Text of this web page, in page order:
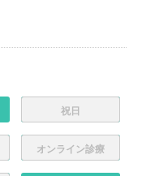
祝日
オンライン診療